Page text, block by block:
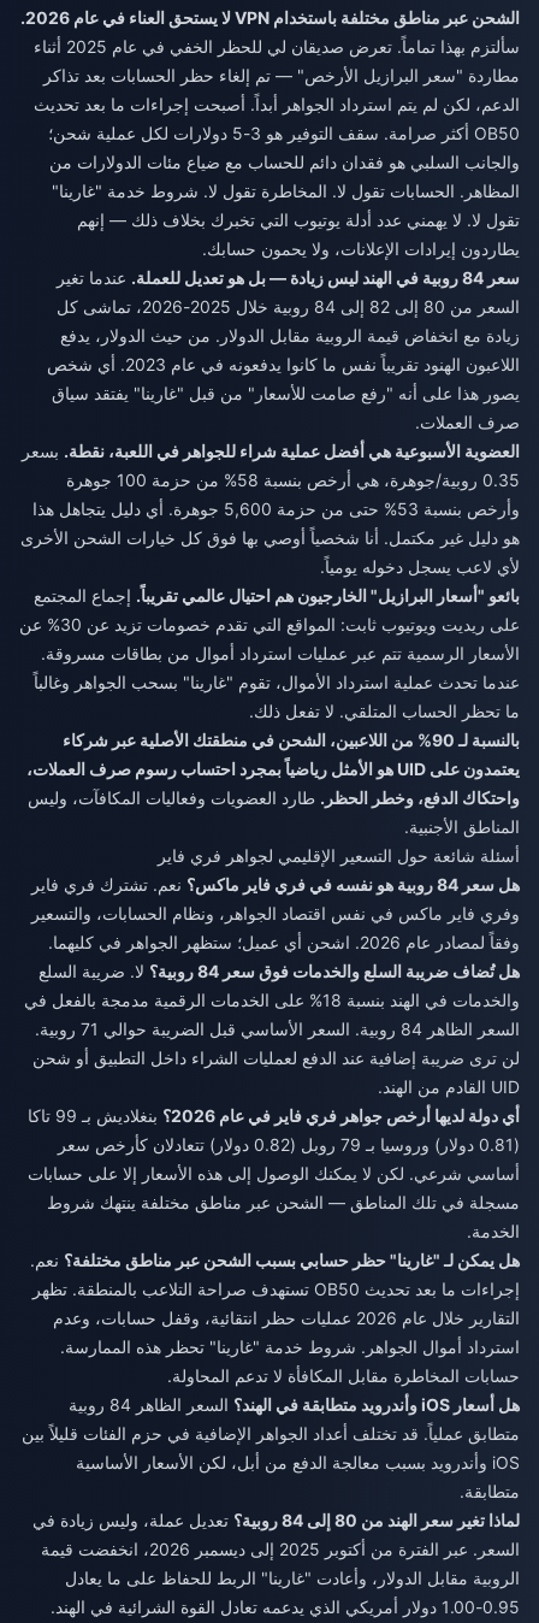
الشحن عبر مناطق مختلفة باستخدام VPN لا يستحق العناء في عام 2026.
سألتزم بهذا تماماً. تعرض صديقان لي للحظر الخفي في عام 2025 أثناء
مطاردة "سعر البرازيل الأرخص" — تم إلغاء حظر الحسابات بعد تذاكر
الدعم، لكن لم يتم استرداد الجواهر أبداً. أصبحت إجراءات ما بعد تحديث
OB50 أكثر صرامة. سقف التوفير هو 3-5 دولارات لكل عملية شحن؛
والجانب السلبي هو فقدان دائم للحساب مع ضياع مئات الدولارات من
المظاهر. الحسابات تقول لا. المخاطرة تقول لا. شروط خدمة "غارينا"
تقول لا. لا يهمني عدد أدلة يوتيوب التي تخبرك بخلاف ذلك — إنهم
يطاردون إيرادات الإعلانات، ولا يحمون حسابك.
سعر 84 روبية في الهند ليس زيادة — بل هو تعديل للعملة.
عندما تغير
السعر من 80 إلى 82 إلى 84 روبية خلال 2025-2026، تماشى كل
زيادة مع انخفاض قيمة الروبية مقابل الدولار. من حيث الدولار، يدفع
اللاعبون الهنود تقريباً نفس ما كانوا يدفعونه في عام 2023. أي شخص
يصور هذا على أنه "رفع صامت للأسعار" من قبل "غارينا" يفتقد سياق
صرف العملات.
العضوية الأسبوعية هي أفضل عملية شراء للجواهر في اللعبة، نقطة. بسعر
0.35 روبية/جوهرة، هي أرخص بنسبة 58% من حزمة 100 جوهرة
وأرخص بنسبة 53% حتى من حزمة 5,600 جوهرة. أي دليل يتجاهل هذا
هو دليل غير مكتمل. أنا شخصياً أوصي بها فوق كل خيارات الشحن الأخرى
لأي لاعب يسجل دخوله يومياً.
بائعو "أسعار البرازيل" الخارجيون هم احتيال عالمي تقريباً. إجماع المجتمع
على ريديت ويوتيوب ثابت: المواقع التي تقدم خصومات تزيد عن 30% عن
الأسعار الرسمية تتم عبر عمليات استرداد أموال من بطاقات مسروقة.
عندما تحدث عملية استرداد الأموال، تقوم "غارينا" بسحب الجواهر وغالباً
ما تحظر الحساب المتلقي. لا تفعل ذلك.
بالنسبة لـ 90% من اللاعبين، الشحن في منطقتك الأصلية عبر شركاء
يعتمدون على UID هو الأمثل رياضياً بمجرد احتساب رسوم صرف العملات،
واحتكاك الدفع، وخطر الحظر. طارد العضويات وفعاليات المكافآت، وليس
المناطق الأجنبية.
أسئلة شائعة حول التسعير الإقليمي لجواهر فري فاير
هل سعر 84 روبية هو نفسه في فري فاير ماكس؟
نعم. تشترك فري فاير
وفري فاير ماكس في نفس اقتصاد الجواهر، ونظام الحسابات، والتسعير
وفقاً لمصادر عام 2026. اشحن أي عميل؛ ستظهر الجواهر في كليهما.
هل تُضاف ضريبة السلع والخدمات فوق سعر 84 روبية؟
لا. ضريبة السلع
والخدمات في الهند بنسبة 18% على الخدمات الرقمية مدمجة بالفعل في
السعر الظاهر 84 روبية. السعر الأساسي قبل الضريبة حوالي 71 روبية.
لن ترى ضريبة إضافية عند الدفع لعمليات الشراء داخل التطبيق أو شحن
UID القادم من الهند.
أي دولة لديها أرخص جواهر فري فاير في عام 2026؟
بنغلاديش بـ 99 تاكا
(0.81 دولار) وروسيا بـ 79 روبل (0.82 دولار) تتعادلان كأرخص سعر
أساسي شرعي. لكن لا يمكنك الوصول إلى هذه الأسعار إلا على حسابات
مسجلة في تلك المناطق — الشحن عبر مناطق مختلفة ينتهك شروط
الخدمة.
هل يمكن لـ "غارينا" حظر حسابي بسبب الشحن عبر مناطق مختلفة؟ نعم.
إجراءات ما بعد تحديث OB50 تستهدف صراحة التلاعب بالمنطقة. تظهر
التقارير خلال عام 2026 عمليات حظر انتقائية، وقفل حسابات، وعدم
استرداد أموال الجواهر. شروط خدمة "غارينا" تحظر هذه الممارسة.
حسابات المخاطرة مقابل المكافأة لا تدعم المحاولة.
هل أسعار iOS وأندرويد متطابقة في الهند؟
السعر الظاهر 84 روبية
متطابق عملياً. قد تختلف أعداد الجواهر الإضافية في حزم الفئات قليلاً بين
iOS وأندرويد بسبب معالجة الدفع من أبل، لكن الأسعار الأساسية
متطابقة.
لماذا تغير سعر الهند من 80 إلى 84 روبية؟
تعديل عملة، وليس زيادة في
السعر. عبر الفترة من أكتوبر 2025 إلى ديسمبر 2026، انخفضت قيمة
الروبية مقابل الدولار، وأعادت "غارينا" الربط للحفاظ على ما يعادل
0.95-1.00 دولار أمريكي الذي يدعمه تعادل القوة الشرائية في الهند.